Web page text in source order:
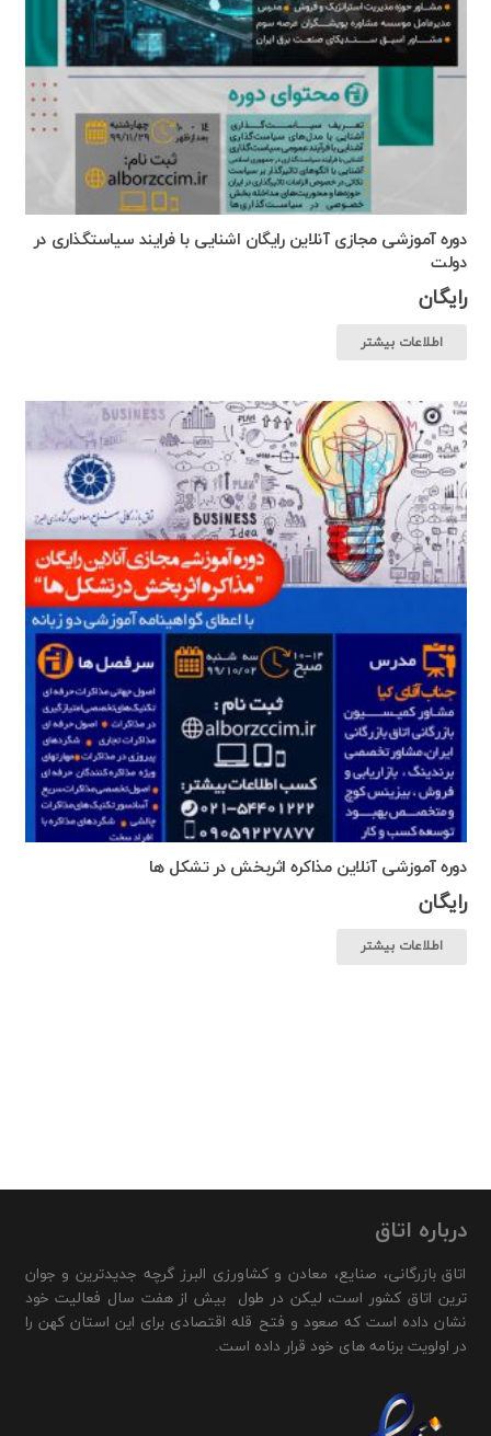
دوره آموزشی مجازی آنلاین رایگان اشنایی با فرایند سیاستگذاری در
دولت
رایگان
اطلاعات بیشتر
دوره آموزشی آنلاین مذاکره اثربخش در تشکل ها
رایگان
اطلاعات بیشتر
درباره اتاق
اتاق بازرگانی، صنایع، معادن و کشاورزی البرز گرچه جدیدترین و جوان
ترین اتاق کشور است، لیکن در طول بیش از هفت سال فعالیت خود
نشان داده است که صعود و فتح قله اقتصادی برای این استان کهن را
در اولویت برنامه های خود قرار داده است.